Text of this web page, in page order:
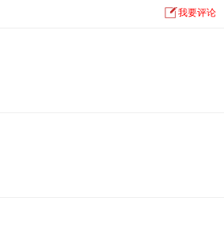
我要评论